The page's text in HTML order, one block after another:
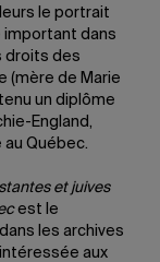
le portrait
important dans
droits des
(mère de Marie
un diplôme
England,
Québec.
et juives
est le
les archives
aux